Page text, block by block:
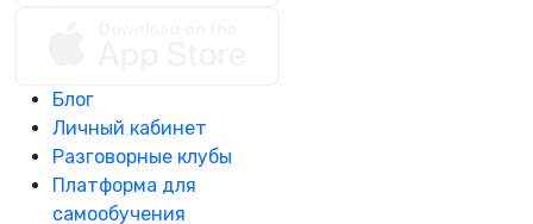
Блог
Личный кабинет
Разговорные клубы
Платформа для
самообучения